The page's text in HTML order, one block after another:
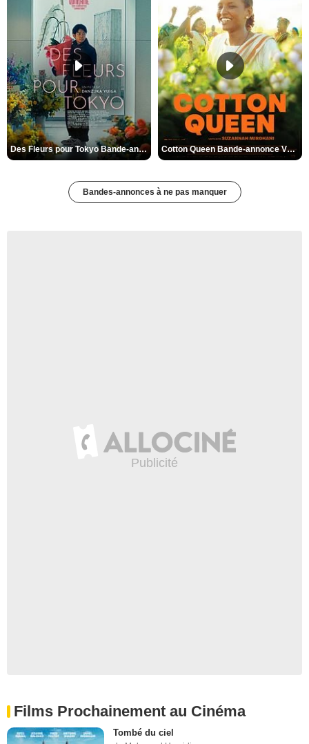
Des Fleurs pour Tokyo Bande-annonce VO STFR Cotton Queen Bande-annonce VO STFR
Bandes-annonces à ne pas manquer
Films Prochainement au Cinéma
Tombé du ciel